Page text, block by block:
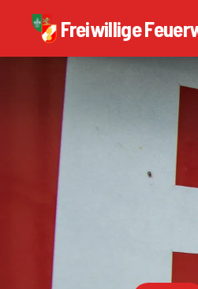
Freiwillige